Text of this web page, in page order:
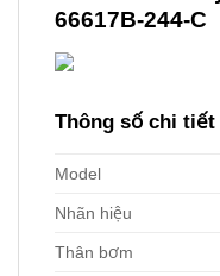
66617B-244-C
Thông số chi
Model
Nhãn hiệu
Thân bơm